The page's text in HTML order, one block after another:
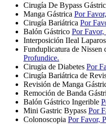
Cirugía De Bypass
Manga Gástrica Por
Cirugía Bariátrica Por
Balón Gástrico Por
Interposición IIeal
Funduplicatura de Nissen
Profundice.
Cirugia de Diabetes Por
Cirugía Bariátrica de
Revisión de Manga
Remoción de Banda
Balón Gástrico Ingerible
Mini Gastric Bypass Por
Colonoscopia Por Favor,